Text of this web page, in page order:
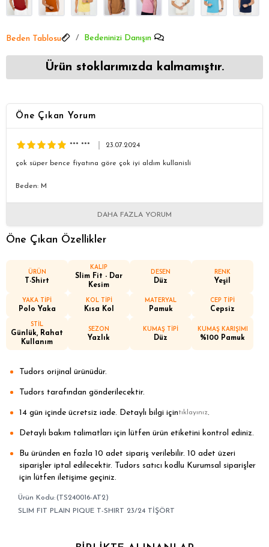
Beden Tablosu Bedeninizi Danışın
Ürün stoklarımızda kalmamıştır.
Öne Çıkan Yorum
*** *** 23.07.2024
çok süper bence fiyatına göre çok iyi aldım kullanisli
Beden: M
DAHA FAZLA YORUM
Öne Çıkan Özellikler
ÜRÜN
T-Shirt
KALIP
Slim Fit - Dar
Kesim
DESEN
Düz
RENK
Yeşil
YAKA TİPİ
Polo Yaka
KOL TİPİ
Kısa Kol
MATERYAL
Pamuk
CEP TİPİ
Cepsiz
STİL
Günlük, Rahat
Kullanım
SEZON
Yazlık
KUMAŞ TİPİ
Düz
KUMAŞ KARIŞIMI
%100 Pamuk
Tudors orijinal ürünüdür.
Tudors tarafından gönderilecektir.
14 gün içinde ücretsiz iade. Detaylı bilgi içintıklayınız.
Detaylı bakım talimatları için lütfen ürün etiketini kontrol ediniz.
Bu üründen en fazla 10 adet sipariş verilebilir. 10 adet üzeri
siparişler iptal edilecektir. Tudors satıcı kodlu Kurumsal siparişler
için lütfen iletişime geçiniz.
(TS240016-AT2)
SLIM FIT PLAIN PIQUE T-SHIRT 23/24 TİŞÖRT